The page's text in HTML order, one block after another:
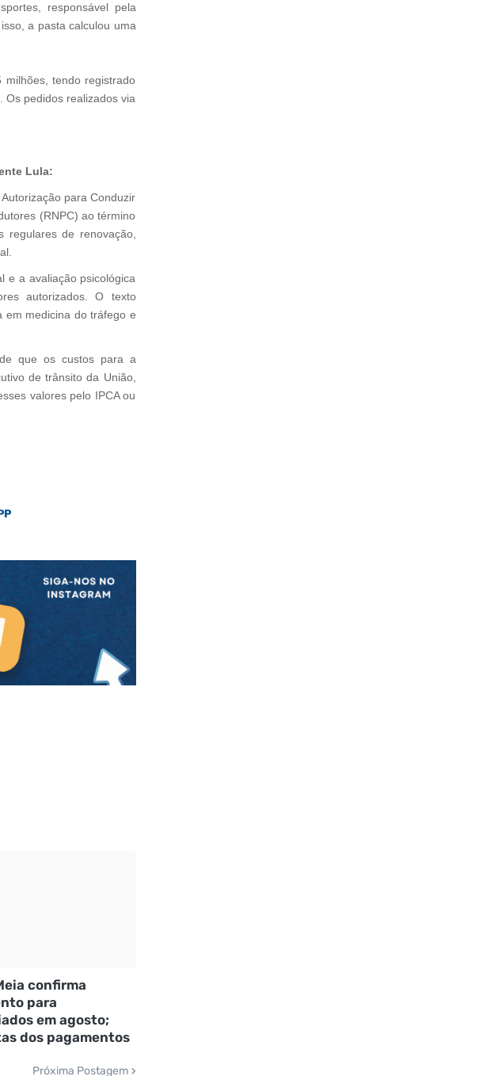
responsável pela
a pasta calculou uma
milhões, tendo registrado
Os pedidos realizados via
Lula:
para Conduzir
(RNPC) ao término
regulares de renovação,
e a avaliação psicológica
autorizados. O texto
em medicina do tráfego e
de que os custos para a
de trânsito da União,
valores pelo IPCA ou
confirma
para
em agosto;
dos pagamentos
Próxima Postagem